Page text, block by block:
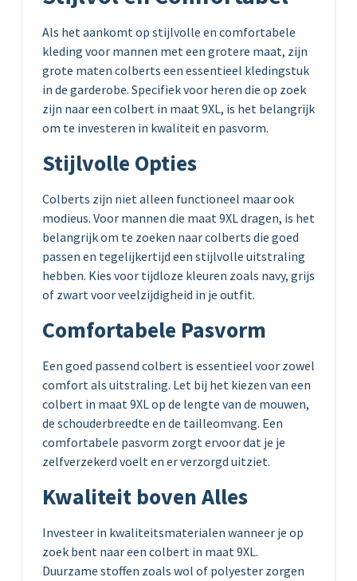
Als het aankomt op stijlvolle en comfortabele
kleding voor mannen met een grotere maat, zijn
grote maten colberts een essentieel kledingstuk
in de garderobe. Specifiek voor heren die op zoek
zijn naar een colbert in maat 9XL, is het belangrijk
om te investeren in kwaliteit en pasvorm.
Stijlvolle Opties
Colberts zijn niet alleen functioneel maar ook
modieus. Voor mannen die maat 9XL dragen, is het
belangrijk om te zoeken naar colberts die goed
passen en tegelijkertijd een stijlvolle uitstraling
hebben. Kies voor tijdloze kleuren zoals navy, grijs
of zwart voor veelzijdigheid in je outfit.
Comfortabele Pasvorm
Een goed passend colbert is essentieel voor zowel
comfort als uitstraling. Let bij het kiezen van een
colbert in maat 9XL op de lengte van de mouwen,
de schouderbreedte en de tailleomvang. Een
comfortabele pasvorm zorgt ervoor dat je je
zelfverzekerd voelt en er verzorgd uitziet.
Kwaliteit boven Alles
Investeer in kwaliteitsmaterialen wanneer je op
zoek bent naar een colbert in maat 9XL.
Duurzame stoffen zoals wol of polyester zorgen